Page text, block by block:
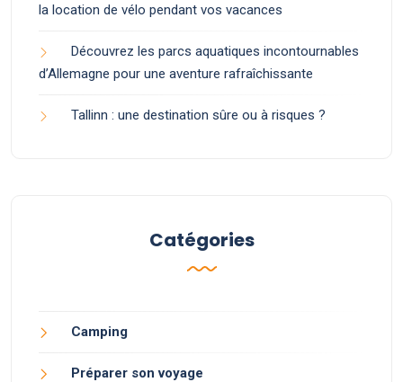
la location de vélo pendant vos vacances
Découvrez les parcs aquatiques incontournables
d’Allemagne pour une aventure rafraîchissante
Tallinn : une destination sûre ou à risques ?
Catégories
Camping
Préparer son voyage